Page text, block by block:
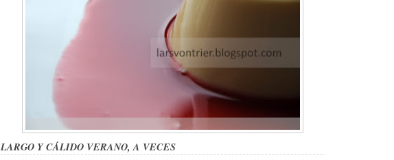
LARGO Y CÁLIDO VERANO, A VECES